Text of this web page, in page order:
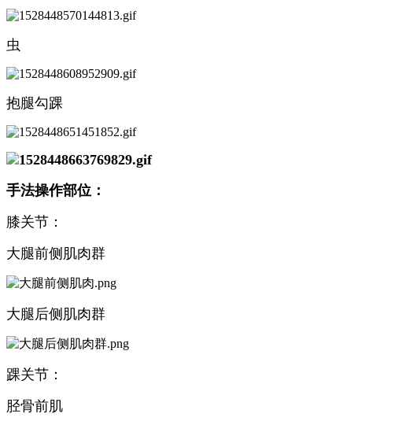
虫
抱腿勾踝
手法操作部位：
膝关节：
大腿前侧肌肉群
大腿后侧肌肉群
踝关节：
胫骨前肌